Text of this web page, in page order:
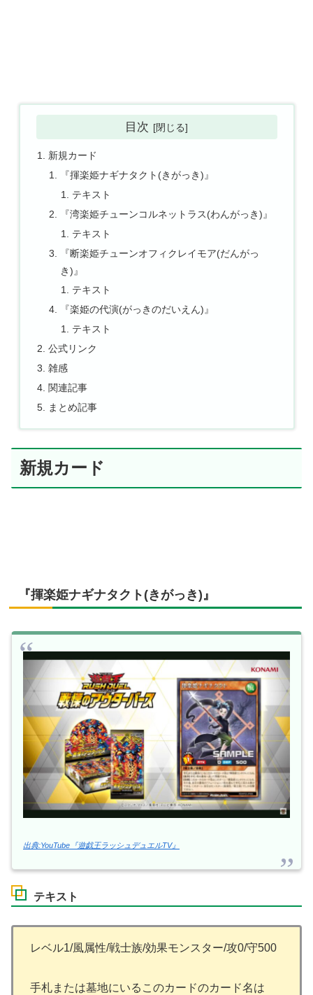
目次
新規カード
『揮楽姫ナギナタクト(きがっき)』
テキスト
『湾楽姫チューンコルネットラス(わんがっき)』
テキスト
『断楽姫チューンオフィクレイモア(だんがっ
き)』
テキスト
『楽姫の代演(がっきのだいえん)』
テキスト
公式リンク
雑感
関連記事
まとめ記事
新規カード
『揮楽姫ナギナタクト(きがっき)』
出典:YouTube『遊戯王ラッシュデュエルTV』
テキスト
レベル1/風属性/戦士族/効果モンスター/攻0/守500
手札または墓地にいるこのカードのカード名は